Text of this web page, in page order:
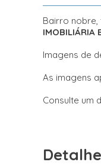
Bairro
IMOBILIÁRIA
Imagens de
As imagens
Consulte um